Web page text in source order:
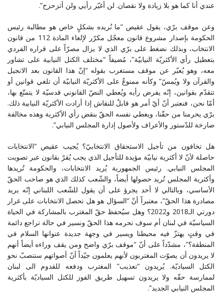
عندي أنا كما هو بلا زيادة ولا نقصان. لن أغيّر رأيي ولن أتزحزح”.
وعن موقف برّي، يقول عقيص “ما نُريده بشكلٍ خاص هو مطالبة رئيس
الحكومة بإصدار مشروع قانون معجّل مكرّر لإلغاء المادة 112 من قانون
الانتخاب، وبذلك نضغط على برّي الذي لا يزال مصرّاً على قراره الفردي
بتعطيل رأي الأكثريّة النيابيّة”، مُضيفاً “مختلف الكتل النيابية على تشاور
معه، وهو يُعبّر عن موقف مستغرب بقوله “إنّ هذا القانون بعد الانجيل
والقرآن ولا ويُمسّ” وكأنه ممنوعٌ على الأكثريّة النيابيّة أن تلغي قوانين أو
تتقدّم بقوانين، إنّه يفرض رأيه ويُعطي النصّ القانوني قدسيّة لا يتمتّع بها،
أمّا نحن، فنعتبر أنّ أيّ أمر هو قابلٌ للنقاش إذا أرادت الأكثريّة النيابية ذلك.
برّي يحرمنا من حقّنا، ويعطي نفسه الحقّ بنقض رأي الأكثرية وهذه مخالفة
صارخة للدّستور والأعراف ولأصول إدارة المجلس النيابي”.
هل تخافون من تأجيل الاستحقاق الانتخابيّ؟ يُجيب عقيص “الانتخابات
حاصلة لأنّ لا أكثرية نيابيّة مؤيدة للتأجيل الذي يجب يُقرّ بقانون عبر تصويت
المجلس النيابي. رئيس الجمهورية يُريد الانتخابات، والحكومة تُريدها
وأكثرية المجلس تُريد حصولها أيضاً، والشّعب كذلك الذي هو صاحب الحقّ
الأساسي، وبالتالي لا أحد يجرؤ على أن يقول للشّعب اللبناني إنّه يريد
مصادرة هذا الحقّ”، معتبراً أنّ “السؤال هو هل تحصل الانتخابات على غرار
دورتي الـ2018 و2022؟ وهل سيُحفظ حقّ المغترب بالمشاركة في الحياة
السياسيّة في لبنان أم سوف نحرمه هذا الحقّ ونسير في حالة تراجع دائمة
في وقتٍ يهتزّ فيه محيطنا ويسير في وجهة جديدة عنوانها السلام في
المنطقة؟”، مشدّداً على أنّ “موقف برّي واضح ومن يقف وراءه أيضاً أنهم
لا يريدون أن يصوّت المغتربون لأنهم يعلمون جيّداً أنّ أصواتهم ستنصبّ نحو
الكتل السياديّة. يُريدون “تعذيب” المغترب ودفعه للقدوم الى لبنان
لممارسة حقّه ولا يريدون تسهيل طريق الفوز للكتل السياديّة بأكثرية
المجلس النيابي الجديد”.